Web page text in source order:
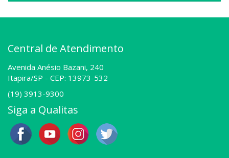
Central de Atendimento
Avenida Anésio Bazani, 240
Itapira/SP - CEP: 13973-532
(19) 3913-9300
Siga a Qualitas